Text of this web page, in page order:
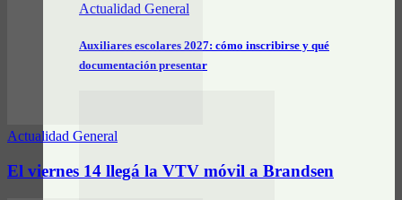
Actualidad General
Auxiliares escolares 2027: cómo inscribirse y qué
documentación presentar
Actualidad General
El viernes 14 llegá la VTV móvil a Brandsen